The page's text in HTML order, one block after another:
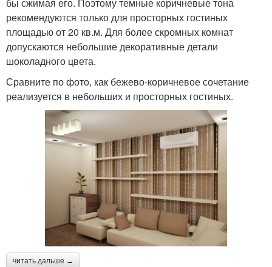
рекомендуются только для просторных гостиных
площадью от 20 кв.м. Для более скромных комнат
допускаются небольшие декоративные детали
шоколадного цвета.
Сравните по фото, как бежево-коричневое сочетание
реализуется в небольших и просторных гостиных.
читать дальше →